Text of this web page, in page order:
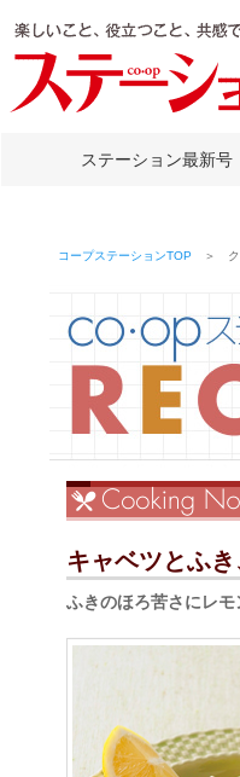
ステーション最新号
コープステーションTOP ＞ ク
キャベツとふ
ふきのほろ苦さにレモ